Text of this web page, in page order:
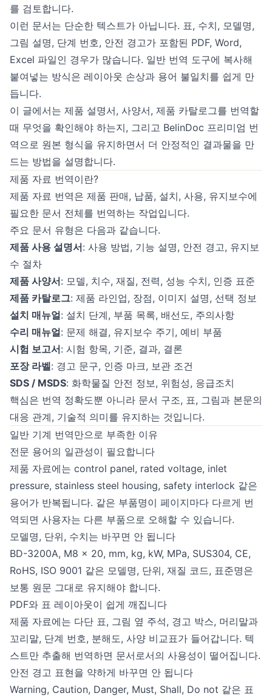
를 검토합니다.
이런 문서는 단순한 텍스트가 아닙니다. 표, 수치, 모델명,
그림 설명, 단계 번호, 안전 경고가 포함된 PDF, Word,
Excel 파일인 경우가 많습니다. 일반 번역 도구에 복사해
붙여넣는 방식은 레이아웃 손상과 용어 불일치를 쉽게 만
듭니다.
이 글에서는 제품 설명서, 사양서, 제품 카탈로그를 번역할
때 무엇을 확인해야 하는지, 그리고 BelinDoc 프리미엄 번
역으로 원본 형식을 유지하면서 더 안정적인 결과물을 만
드는 방법을 설명합니다.
제품 자료 번역이란?
제품 자료 번역은 제품 판매, 납품, 설치, 사용, 유지보수에
필요한 문서 전체를 번역하는 작업입니다.
주요 문서 유형은 다음과 같습니다.
제품 사용 설명서: 사용 방법, 기능 설명, 안전 경고, 유지보
수 절차
제품 사양서: 모델, 치수, 재질, 전력, 성능 수치, 인증 표준
제품 카탈로그: 제품 라인업, 장점, 이미지 설명, 선택 정보
설치 매뉴얼: 설치 단계, 부품 목록, 배선도, 주의사항
수리 매뉴얼: 문제 해결, 유지보수 주기, 예비 부품
시험 보고서: 시험 항목, 기준, 결과, 결론
포장 라벨: 경고 문구, 인증 마크, 보관 조건
SDS / MSDS: 화학물질 안전 정보, 위험성, 응급조치
핵심은 번역 정확도뿐 아니라 문서 구조, 표, 그림과 본문의
대응 관계, 기술적 의미를 유지하는 것입니다.
일반 기계 번역만으로 부족한 이유
전문 용어의 일관성이 필요합니다
제품 자료에는 control panel, rated voltage, inlet
pressure, stainless steel housing, safety interlock 같은
용어가 반복됩니다. 같은 부품명이 페이지마다 다르게 번
역되면 사용자는 다른 부품으로 오해할 수 있습니다.
모델명, 단위, 수치는 바꾸면 안 됩니다
BD-3200A, M8 x 20, mm, kg, kW, MPa, SUS304, CE,
RoHS, ISO 9001 같은 모델명, 단위, 재질 코드, 표준명은
보통 원문 그대로 유지해야 합니다.
PDF와 표 레이아웃이 쉽게 깨집니다
제품 자료에는 다단 표, 그림 옆 주석, 경고 박스, 머리말과
꼬리말, 단계 번호, 분해도, 사양 비교표가 들어갑니다. 텍
스트만 추출해 번역하면 문서로서의 사용성이 떨어집니다.
안전 경고 표현을 약하게 바꾸면 안 됩니다
Warning, Caution, Danger, Must, Shall, Do not 같은 표